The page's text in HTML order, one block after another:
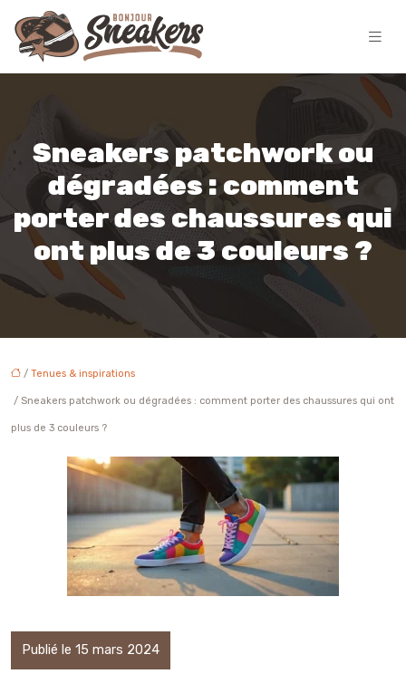
Sneakers patchwork ou
dégradées : comment
porter des chaussures qui
ont plus de 3 couleurs ?
/ Tenues & inspirations
/ Sneakers patchwork ou dégradées : comment porter des chaussures qui ont
plus de 3 couleurs ?
Publié le 15 mars 2024